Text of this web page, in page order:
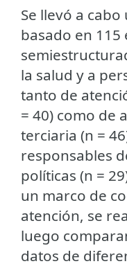
Se llevó a
basado en 115
la salud y a
tanto de
= 40) como de
terciaria (n =
responsables
políticas (n =
un marco de
atención, se
luego
datos de